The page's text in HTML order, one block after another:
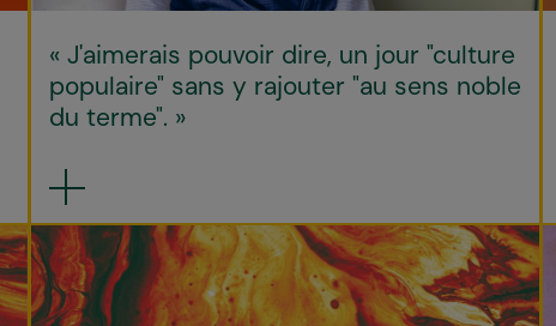
« J'aimerais pouvoir dire, un jour "culture
populaire" sans y rajouter "au sens noble
du terme". »